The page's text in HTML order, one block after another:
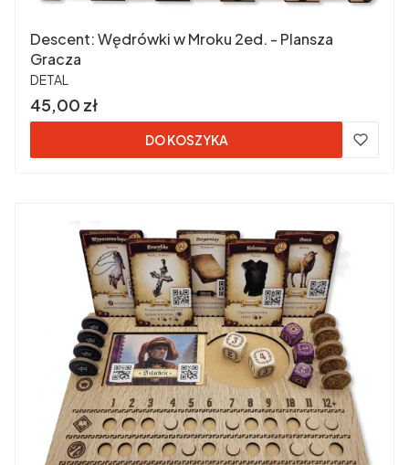
Descent: Wędrówki w Mroku 2ed. - Plansza
Gracza
PRODUCENT
DETAL
Cena
45,00 zł
DO KOSZYKA